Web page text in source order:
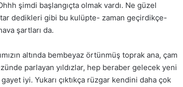
şimdi başlangıçta olmak vardı. Ne güzel
dedikleri gibi bu kulüpte- zaman geçirdikçe-
şartları da.
altında bembeyaz örtünmüş toprak ana, çam
parlayan yıldızlar, hep beraber gelecek yeni
iyi. Yukarı çıktıkça rüzgar kendini daha çok